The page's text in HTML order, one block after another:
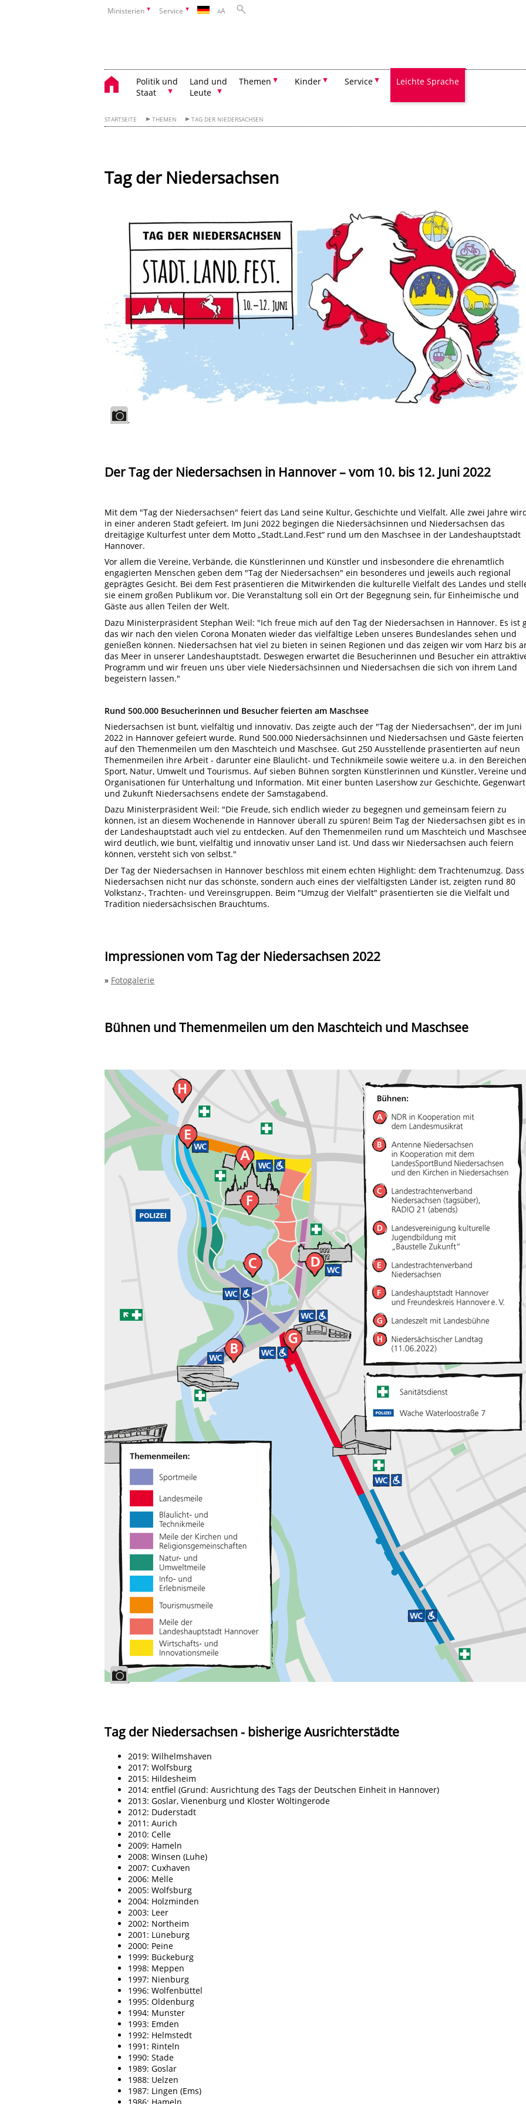
Ministerien Service AA
Politik und
Staat
Land und
Leute
Themen Kinder Service Leichte Sprache
STARTSEITE THEMEN TAG DER NIEDERSACHSEN
Tag der Niedersachsen
Der Tag der Niedersachsen in Hannover – vom 10. bis 12. Juni 2022
Mit dem "Tag der Niedersachsen" feiert das Land seine Kultur, Geschichte und Vielfalt. Alle zwei Jahre
in einer anderen Stadt gefeiert. Im Juni 2022 begingen die Niedersächsinnen und Niedersachsen das
dreitägige Kulturfest unter dem Motto „Stadt.Land.Fest“ rund um den Maschsee in der Landeshauptstadt
Hannover.
Vor allem die Vereine, Verbände, die Künstlerinnen und Künstler und insbesondere die ehrenamtlich
engagierten Menschen geben dem "Tag der Niedersachsen" ein besonderes und jeweils auch regional
geprägtes Gesicht. Bei dem Fest präsentieren die Mitwirkenden die kulturelle Vielfalt des Landes und
sie einem großen Publikum vor. Die Veranstaltung soll ein Ort der Begegnung sein, für Einheimische und
Gäste aus allen Teilen der Welt.
Dazu Ministerpräsident Stephan Weil: "Ich freue mich auf den Tag der Niedersachsen in Hannover. Es ist
das wir nach den vielen Corona Monaten wieder das vielfältige Leben unseres Bundeslandes sehen und
genießen können. Niedersachsen hat viel zu bieten in seinen Regionen und das zeigen wir vom Harz bis
das Meer in unserer Landeshauptstadt. Deswegen erwartet die Besucherinnen und Besucher ein
Programm und wir freuen uns über viele Niedersächsinnen und Niedersachsen die sich von ihrem Land
begeistern lassen."
Rund 500.000 Besucherinnen und Besucher feierten am Maschsee
Niedersachsen ist bunt, vielfältig und innovativ. Das zeigte auch der "Tag der Niedersachsen", der im Juni
2022 in Hannover gefeiert wurde. Rund 500.000 Niedersächsinnen und Niedersachsen und Gäste feierten
auf den Themenmeilen um den Maschteich und Maschsee. Gut 250 Ausstellende präsentierten auf neun
Themenmeilen ihre Arbeit - darunter eine Blaulicht- und Technikmeile sowie weitere u.a. in den Bereichen
Sport, Natur, Umwelt und Tourismus. Auf sieben Bühnen sorgten Künstlerinnen und Künstler, Vereine und
Organisationen für Unterhaltung und Information. Mit einer bunten Lasershow zur Geschichte, Gegenwart
und Zukunft Niedersachsens endete der Samstagabend.
Dazu Ministerpräsident Weil: "Die Freude, sich endlich wieder zu begegnen und gemeinsam feiern zu
können, ist an diesem Wochenende in Hannover überall zu spüren! Beim Tag der Niedersachsen gibt es in
der Landeshauptstadt auch viel zu entdecken. Auf den Themenmeilen rund um Maschteich und Maschsee
wird deutlich, wie bunt, vielfältig und innovativ unser Land ist. Und dass wir Niedersachsen auch feiern
können, versteht sich von selbst."
Der Tag der Niedersachsen in Hannover beschloss mit einem echten Highlight: dem Trachtenumzug. Dass
Niedersachsen nicht nur das schönste, sondern auch eines der vielfältigsten Länder ist, zeigten rund 80
Volkstanz-, Trachten- und Vereinsgruppen. Beim "Umzug der Vielfalt" präsentierten sie die Vielfalt und
Tradition niedersächsischen Brauchtums.
Impressionen vom Tag der Niedersachsen 2022
» Fotogalerie
Bühnen und Themenmeilen um den Maschteich und Maschsee
Tag der Niedersachsen - bisherige Ausrichterstädte
2019: Wilhelmshaven
2017: Wolfsburg
2015: Hildesheim
2014: entfiel (Grund: Ausrichtung des Tags der Deutschen Einheit in Hannover)
2013: Goslar, Vienenburg und Kloster Wöltingerode
2012: Duderstadt
2011: Aurich
2010: Celle
2009: Hameln
2008: Winsen (Luhe)
2007: Cuxhaven
2006: Melle
2005: Wolfsburg
2004: Holzminden
2003: Leer
2002: Northeim
2001: Lüneburg
2000: Peine
1999: Bückeburg
1998: Meppen
1997: Nienburg
1996: Wolfenbüttel
1995: Oldenburg
1994: Munster
1993: Emden
1992: Helmstedt
1991: Rinteln
1990: Stade
1989: Goslar
1988: Uelzen
1987: Lingen (Ems)
1986: Hameln